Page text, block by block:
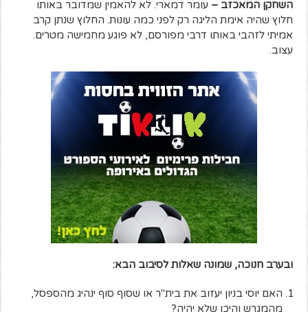
השחקן המאכזב – עומר דמארי. לא להאמין שמדובר באותו
חלוץ שהיה אימת הליגה רק לפני כמה עונות. החלוץ שנתן קרב
אמיתי לזהבי באותו דרבי מפורסם, לא פוגע מחמישה מטרים.
עצוב.
ובערב חנוכה, שמונה שאלות לסיבוב הבא:
האם יוסי בניון יעזוב את בית"ר או שסוף סוף ינהיג מהספסל,
מהמגרש והיכן שלא יהיה?